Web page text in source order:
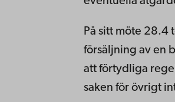
På sitt möte 28.4
försäljning av en
att förtydliga
saken för övrigt